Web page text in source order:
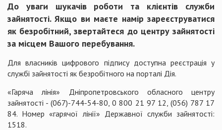
До уваги шукачів роботи та клієнтів служби
зайнятості. Якщо ви маєте намір зареєструватися
як безробітний, звертайтеся до центру зайнятості
за місцем Вашого перебування.
Для власників цифрового підпису доступна реєстрація у
службі зайнятості як безробітного на порталі Дія.
«Гаряча лінія» Дніпропетровського обласного центру
зайнятості - (067)-744-54-80, 0 800 21 97 12, (056) 787 17
84. Номер «гарячої лінії» Державної служби зайнятості:
1518.